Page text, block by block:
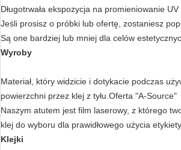
Długotrwała ekspozycja na promieniowanie
Jeśli prosisz o próbki lub ofertę, zostaniesz
Są one bardziej lub mniej dla celów
Wyroby
Materiał, który widzicie i dotykacie podczas
powierzchni przez klej z tyłu.Oferta "A-Source"
Naszym atutem jest film laserowy, z którego
klej do wyboru dla prawidłowego użycia
Klejki